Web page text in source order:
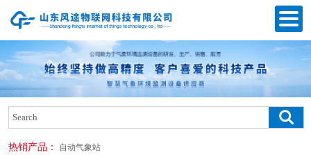
热销产品： 自动气象站